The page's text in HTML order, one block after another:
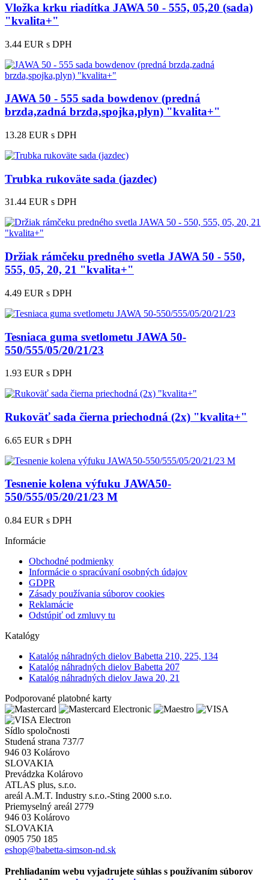
Vložka krku riadítka JAWA 50 - 555, 05,20 (sada)
"kvalita+"
3.44 EUR s DPH
JAWA 50 - 555 sada bowdenov (predná
brzda,zadná brzda,spojka,plyn) "kvalita+"
13.28 EUR s DPH
Trubka rukoväte sada (jazdec)
31.44 EUR s DPH
Držiak rámčeku predného svetla JAWA 50 - 550,
555, 05, 20, 21 "kvalita+"
4.49 EUR s DPH
Tesniaca guma svetlometu JAWA 50-
550/555/05/20/21/23
1.93 EUR s DPH
Rukoväť sada čierna priechodná (2x) "kvalita+"
6.65 EUR s DPH
Tesnenie kolena výfuku JAWA50-
550/555/05/20/21/23 M
0.84 EUR s DPH
Informácie
Obchodné podmienky
Informácie o spracúvaní osobných údajov
GDPR
Zásady používania súborov cookies
Reklamácie
Odstúpiť od zmluvy tu
Katalógy
Katalóg náhradných dielov Babetta 210, 225, 134
Katalóg náhradných dielov Babetta 207
Katalóg náhradných dielov Jawa 20, 21
Podporované platobné karty
Sídlo spoločnosti
Studená strana 737/7
946 03 Kolárovo
SLOVAKIA
Prevádzka Kolárovo
ATLAS plus, s.r.o.
areál A.M.T. Industry s.r.o.-Sting 2000 s.r.o.
Priemyselný areál 2779
946 03 Kolárovo
SLOVAKIA
0905 750 185
eshop@babetta-simson-nd.sk
Prehliadaním webu vyjadrujete súhlas s používaním súborov